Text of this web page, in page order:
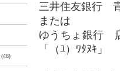
(48)
三井住友銀行
または
ゆうちょ銀行
「（ﾕ）ﾜﾀﾇｷ」